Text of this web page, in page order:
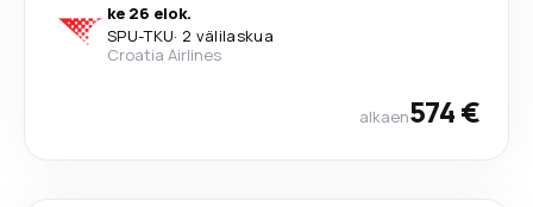
ke 26 elok.
SPU-TKU· 2 välilaskua
Croatia Airlines
alkaen574 €